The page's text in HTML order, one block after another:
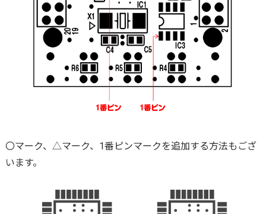
〇マーク、△マーク、1番ピンマークを追加する方法もござ
います。